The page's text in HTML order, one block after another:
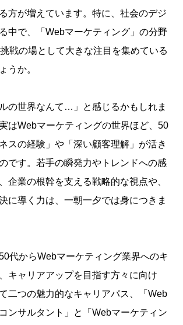
方が増えています。特に、社会のデジ
中で、「Webマーケティング」の分野
戦の場として大きな注目を集めている
うか。
の世界なんて…」と感じるかもしれま
はWebマーケティングの世界ほど、50
スの経験」や「深い顧客理解」が活き
です。若手の瞬発力やトレンドへの感
企業の根幹を支える戦略的な視点や、
に導く力は、一朝一夕では身につきま
代からWebマーケティング業界へのキ
キャリアアップを目指す方々に向け
二つの魅力的なキャリアパス、「Web
ンサルタント」と「Webマーケティン